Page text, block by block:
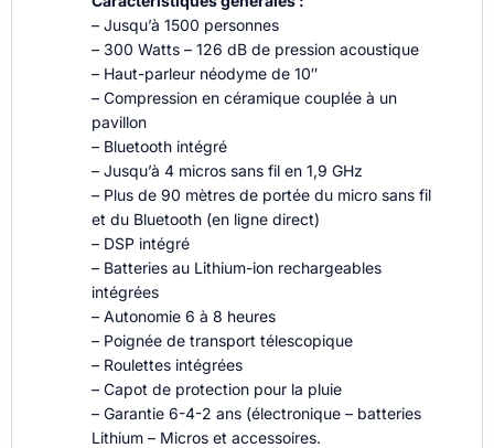
– Jusqu’à 1500 personnes
– 300 Watts – 126 dB de pression acoustique
– Haut-parleur néodyme de 10″
– Compression en céramique couplée à un
pavillon
– Bluetooth intégré
– Jusqu’à 4 micros sans fil en 1,9 GHz
– Plus de 90 mètres de portée du micro sans fil
et du Bluetooth (en ligne direct)
– DSP intégré
– Batteries au Lithium-ion rechargeables
intégrées
– Autonomie 6 à 8 heures
– Poignée de transport télescopique
– Roulettes intégrées
– Capot de protection pour la pluie
– Garantie 6-4-2 ans (électronique – batteries
Lithium – Micros et accessoires.